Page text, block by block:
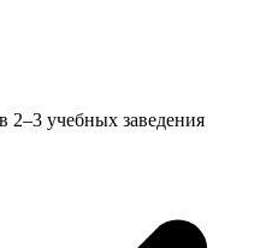
2–3 учебных заведения